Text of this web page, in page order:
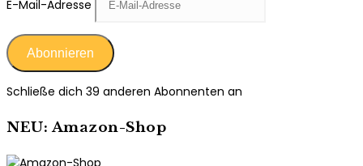
E-Mail-Adresse
Abonnieren
Schließe dich 39 anderen Abonnenten an
NEU: Amazon-Shop